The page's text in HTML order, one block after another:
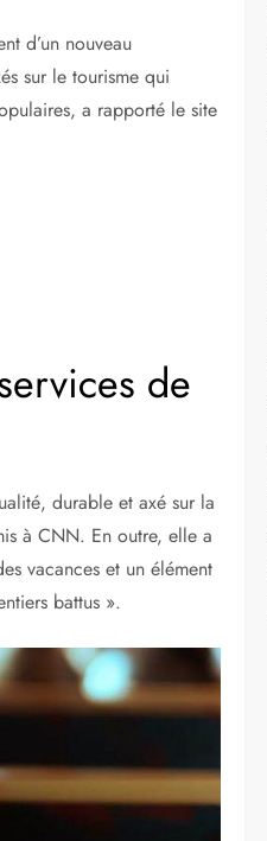
d’un nouveau
sur le tourisme qui
a rapporté le site
de
durable et axé sur la
à CNN. En outre, elle a
vacances et un élément
battus ».